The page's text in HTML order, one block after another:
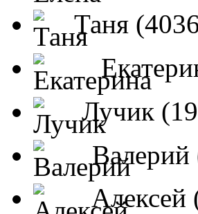
Таня
Лучик
Валерий
Алексей